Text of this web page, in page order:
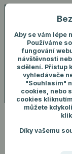
+420 731 292 460
Úvod Pánské
Aby se vám lépe
Používáme
fungování
návštěvnosti
sdělení. Přístup
vyhledávače
"Souhlasím"
cookies, nebo
cookies
můžete
Díky vašemu